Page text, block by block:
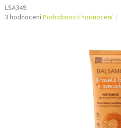
LSA349
Průměrné
3 hodnoceníPodrobnosti hodnocení